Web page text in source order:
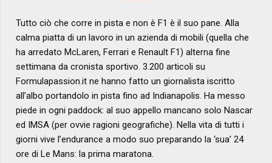
Tutto ciò che corre in pista e non è F1 è il suo pane. Alla
calma piatta di un lavoro in un azienda di mobili (quella che
ha arredato McLaren, Ferrari e Renault F1) alterna fine
settimana da cronista sportivo. 3.200 articoli su
Formulapassion.it ne hanno fatto un giornalista iscritto
all’albo portandolo in pista fino ad Indianapolis. Ha messo
piede in ogni paddock: al suo appello mancano solo Nascar
ed IMSA (per ovvie ragioni geografiche). Nella vita di tutti i
giorni vive l’endurance a modo suo preparando la ‘sua’ 24
ore di Le Mans: la prima maratona.